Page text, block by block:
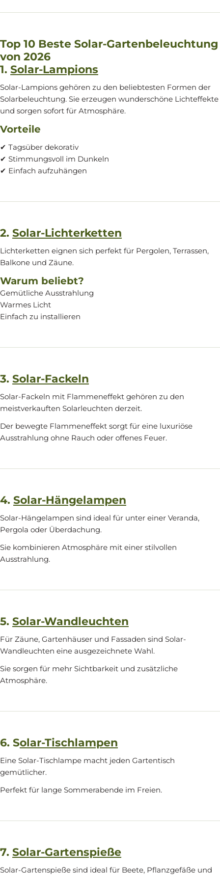
Top 10 Beste Solar-Gartenbeleuchtung
von 2026
1. Solar-Lampions
Solar-Lampions gehören zu den beliebtesten Formen der
Solarbeleuchtung. Sie erzeugen wunderschöne Lichteffekte
und sorgen sofort für Atmosphäre.
Vorteile
✔ Tagsüber dekorativ
✔ Stimmungsvoll im Dunkeln
✔ Einfach aufzuhängen
2. Solar-Lichterketten
Lichterketten eignen sich perfekt für Pergolen, Terrassen,
Balkone und Zäune.
Warum beliebt?
Gemütliche Ausstrahlung
Warmes Licht
Einfach zu installieren
3. Solar-Fackeln
Solar-Fackeln mit Flammeneffekt gehören zu den
meistverkauften Solarleuchten derzeit.
Der bewegte Flammeneffekt sorgt für eine luxuriöse
Ausstrahlung ohne Rauch oder offenes Feuer.
4. Solar-Hängelampen
Solar-Hängelampen sind ideal für unter einer Veranda,
Pergola oder Überdachung.
Sie kombinieren Atmosphäre mit einer stilvollen
Ausstrahlung.
5. Solar-Wandleuchten
Für Zäune, Gartenhäuser und Fassaden sind Solar-
Wandleuchten eine ausgezeichnete Wahl.
Sie sorgen für mehr Sichtbarkeit und zusätzliche
Atmosphäre.
6. Solar-Tischlampen
Eine Solar-Tischlampe macht jeden Gartentisch
gemütlicher.
Perfekt für lange Sommerabende im Freien.
7. Solar-Gartenspieße
Solar-Gartenspieße sind ideal für Beete, Pflanzgefäße und